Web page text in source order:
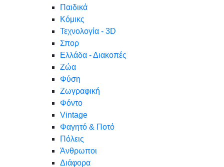
Παιδικά
Κόμικς
Τεχνολογία - 3D
Σπορ
Ελλάδα - Διακοπές
Ζώα
Φύση
Ζωγραφική
Φόντο
Vintage
Φαγητό & Ποτό
Πόλεις
Άνθρωποι
Διάφορα